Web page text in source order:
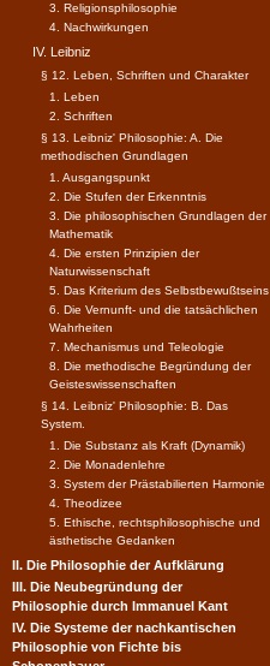
3. Religionsphilosophie
4. Nachwirkungen
IV. Leibniz
§ 12. Leben, Schriften und Charakter
1. Leben
2. Schriften
§ 13. Leibniz' Philosophie: A. Die
methodischen Grundlagen
1. Ausgangspunkt
2. Die Stufen der Erkenntnis
3. Die philosophischen Grundlagen der
Mathematik
4. Die ersten Prinzipien der
Naturwissenschaft
5. Das Kriterium des Selbstbewußtseins
6. Die Vernunft- und die tatsächlichen
Wahrheiten
7. Mechanismus und Teleologie
8. Die methodische Begründung der
Geisteswissenschaften
§ 14. Leibniz' Philosophie: B. Das
System.
1. Die Substanz als Kraft (Dynamik)
2. Die Monadenlehre
3. System der Prästabilierten Harmonie
4. Theodizee
5. Ethische, rechtsphilosophische und
ästhetische Gedanken
II. Die Philosophie der Aufklärung
III. Die Neubegründung der
Philosophie durch Immanuel Kant
IV. Die Systeme der nachkantischen
Philosophie von Fichte bis